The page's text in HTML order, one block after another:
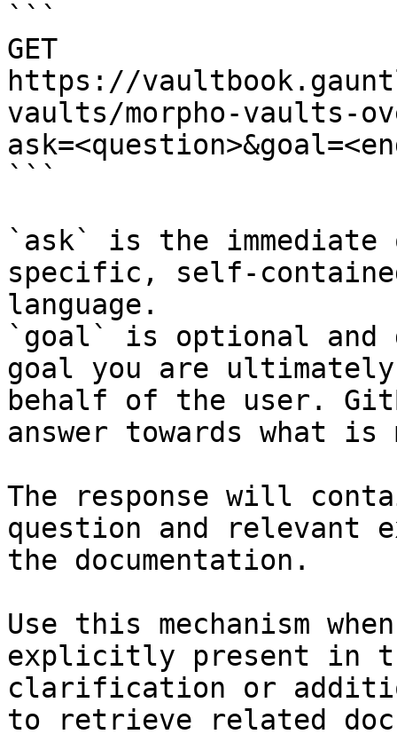
```
GET
https://
vaults/morpho-vaults-
```
`ask` is the
specific, self-
language.
`goal` is optional and
goal you are
behalf of the user.
answer towards what
The response will
question and relevant
the documentation.
Use this mechanism
explicitly present in
clarification or